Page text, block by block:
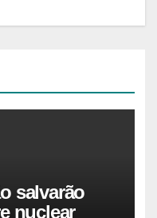
salvarão
nuclear